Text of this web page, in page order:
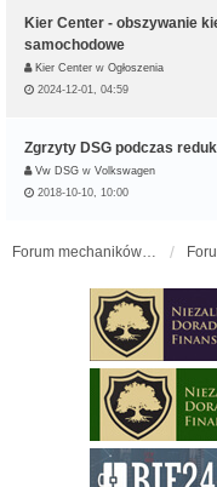
Kier Center - obszywanie
samochodowe
Kier Center w Ogłoszenia
2024-12-01, 04:59
Zgrzyty DSG podczas
Vw DSG w Volkswagen
2018-10-10, 10:00